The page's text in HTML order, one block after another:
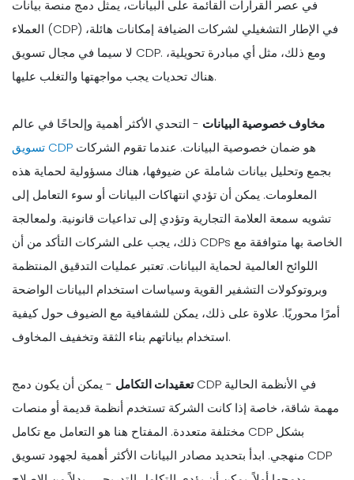
في عصر القرارات القائمة على البيانات، يمثل دمج منصة بيانات
العملاء (CDP) في الإطار التشغيلي لشركات الضيافة إمكانات هائلة،
لا سيما في مجال تسويق CDP. ومع ذلك، مثل أي مبادرة تحويلية،
هناك تحديات يجب مواجهتها والتغلب عليها.
مخاوف خصوصية البيانات - التحدي الأكثر أهمية وإلحاحًا في عالم
تسويق CDP
بجمع وتحليل بيانات شاملة عن ضيوفها، هناك مسؤولية لحماية هذه
المعلومات. يمكن أن تؤدي انتهاكات البيانات أو سوء التعامل إلى
تشويه سمعة العلامة التجارية وتؤدي إلى تداعيات قانونية. ولمعالجة
ذلك، يجب على الشركات التأكد من أن CDPs الخاصة بها متوافقة مع
اللوائح العالمية لحماية البيانات. تعتبر عمليات التدقيق المنتظمة
وبروتوكولات التشفير القوية وسياسات استخدام البيانات الواضحة
أمرًا محوريًا. علاوة على ذلك، يمكن للشفافية مع الضيوف حول كيفية
استخدام بياناتهم بناء الثقة وتخفيف المخاوف.
تعقيدات التكامل - يمكن أن يكون دمج CDP في الأنظمة الحالية
مهمة شاقة، خاصة إذا كانت الشركة تستخدم أنظمة قديمة أو منصات
مختلفة متعددة. المفتاح هنا هو التعامل مع تكامل CDP بشكل
منهجي. ابدأ بتحديد مصادر البيانات الأكثر أهمية لجهود تسويق CDP